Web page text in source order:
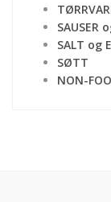
SAUSER
SALT og
SØTT
NON-